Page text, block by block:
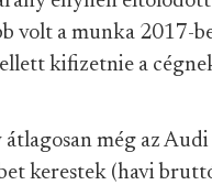
volt a munka 2017-
kifizetnie a
még az
kerestek (havi